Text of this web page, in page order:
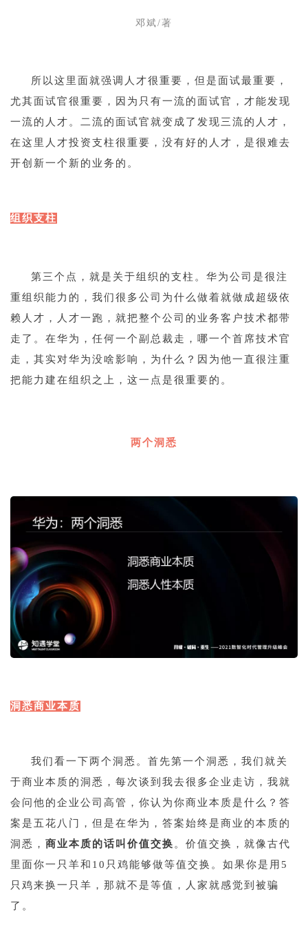
邓斌/著
所以这里面就强调人才很重要，但是面试最重要，
尤其面试官很重要，因为只有一流的面试官，才能发现
一流的人才。二流的面试官就变成了发现三流的人才，
在这里人才投资支柱很重要，没有好的人才，是很难去
开创新一个新的业务的。
组织支柱
第三个点，就是关于组织的支柱。华为公司是很注
重组织能力的，我们很多公司为什么做着就做成超级依
赖人才，人才一跑，就把整个公司的业务客户技术都带
走了。在华为，任何一个副总裁走，哪一个首席技术官
走，其实对华为没啥影响，为什么？因为他一直很注重
把能力建在组织之上，这一点是很重要的。
两个洞悉
洞悉商业本质
我们看一下两个洞悉。首先第一个洞悉，我们就关
于商业本质的洞悉，每次谈到我去很多企业走访，我就
会问他的企业公司高管，你认为你商业本质是什么？答
案是五花八门，但是在华为，答案始终是商业的本质的
洞悉， 商业本质的话叫价值交换 。价值交换，就像古代
里面你一只羊和10只鸡能够做等值交换。如果你是用5
只鸡来换一只羊，那就不是等值，人家就感觉到被骗
了。